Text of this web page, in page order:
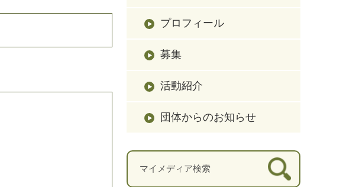
プロフィール
募集
活動紹介
団体からのお知らせ